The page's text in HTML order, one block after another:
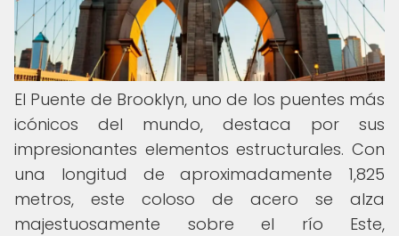
El Puente de Brooklyn, uno de los puentes más
icónicos del mundo, destaca por sus
impresionantes elementos estructurales. Con
una longitud de aproximadamente 1,825
metros, este coloso de acero se alza
majestuosamente sobre el río Este,